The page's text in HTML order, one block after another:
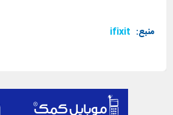
منبع: ifixit